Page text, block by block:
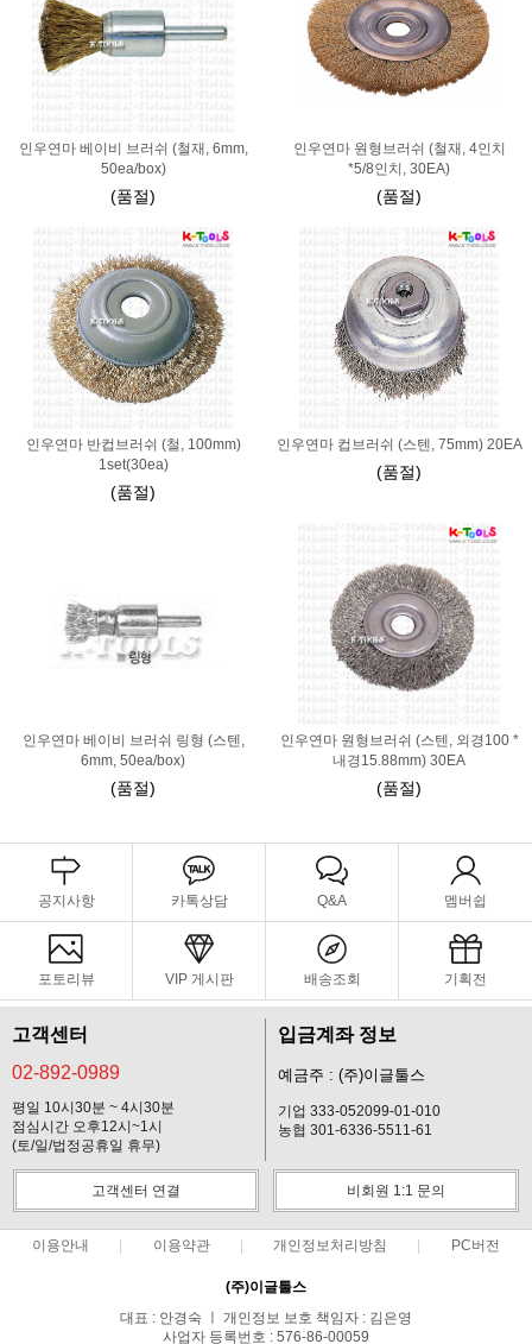
인우연마 베이비 브러쉬 (철재, 6mm,
50ea/box)
(품절)
인우연마 원형브러쉬 (철재, 4인치
*5/8인치, 30EA)
(품절)
인우연마 반컵브러쉬 (철, 100mm)
1set(30ea)
(품절)
인우연마 컵브러쉬 (스텐, 75mm) 20EA
(품절)
인우연마 베이비 브러쉬 링형 (스텐,
6mm, 50ea/box)
(품절)
인우연마 원형브러쉬 (스텐, 외경100 *
내경15.88mm) 30EA
(품절)
공지사항 카톡상담 Q&A 멤버쉽
포토리뷰 VIP 게시판 배송조회 기획전
고객센터
02-892-0989
평일 10시30분 ~ 4시30분
점심시간 오후12시~1시
(토/일/법정공휴일 휴무)
입금계좌 정보
예금주 : (주)이글툴스
기업 333-052099-01-010
농협 301-6336-5511-61
고객센터 연결 비회원 1:1 문의
이용안내 이용약관 개인정보처리방침 PC버전
(주)이글툴스
대표 : 안경숙 ㅣ 개인정보 보호 책임자 : 김은영
사업자 등록번호 : 576-86-00059